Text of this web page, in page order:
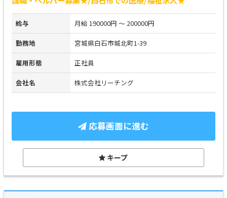
給与 月給 190000円 ～ 200000円
勤務地 宮城県白石市城北町1-39
雇用形態 正社員
会社名 株式会社リーチング
応募画面に進む
キープ